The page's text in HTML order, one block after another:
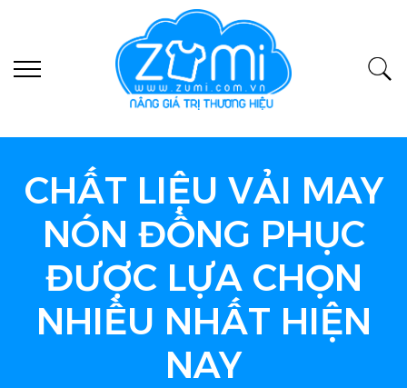
CHẤT LIỆU VẢI MAY
NÓN ĐỒNG PHỤC
ĐƯỢC LỰA CHỌN
NHIỀU NHẤT HIỆN
NAY